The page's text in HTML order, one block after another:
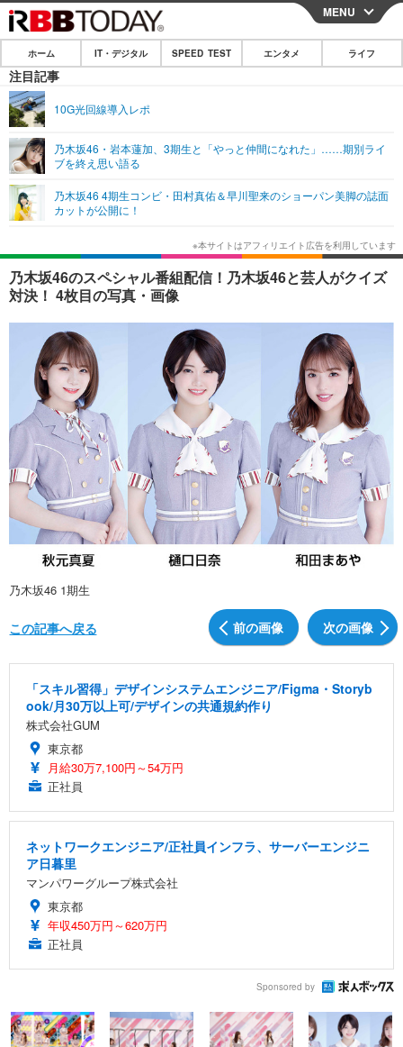
CLOSE
ホーム
IT・デジタル
ネタ
ショッピング その他
SPEED TEST
エンタメ
エンタメTOP
韓国・芸能
音楽 スポーツ
ショッピング その他
ライフ
ライフTOP グルメ
ペット ショッピング
その他
リリース一覧
プッシュ通知の停止方法
MENU
ホーム IT・デジタル SPEED TEST エンタメ ライフ
注目記事
10G光回線導入レポ
乃木坂46・岩本蓮加、3期生と「やっと仲間になれた」……期別ライ
ブを終え思い語る
乃木坂46 4期生コンビ・田村真佑＆早川聖来のショーパン美脚の誌面
カットが公開に！
乃木坂46のスペシャル番組配信！乃木坂46と芸人がクイズ
対決！ 4枚目の写真・画像
乃木坂46 1期生
前の画像 次の画像
この記事へ戻る
「スキル習得」デザインシステムエンジニア/Figma・Storyb
ook/月30万以上可/デザインの共通規約作り
株式会社GUM
東京都
月給30万7,100円～54万円
正社員
ネットワークエンジニア/正社員インフラ、サーバーエンジニ
ア日暮里
マンパワーグループ株式会社
東京都
年収450万円～620万円
正社員
Sponsored by